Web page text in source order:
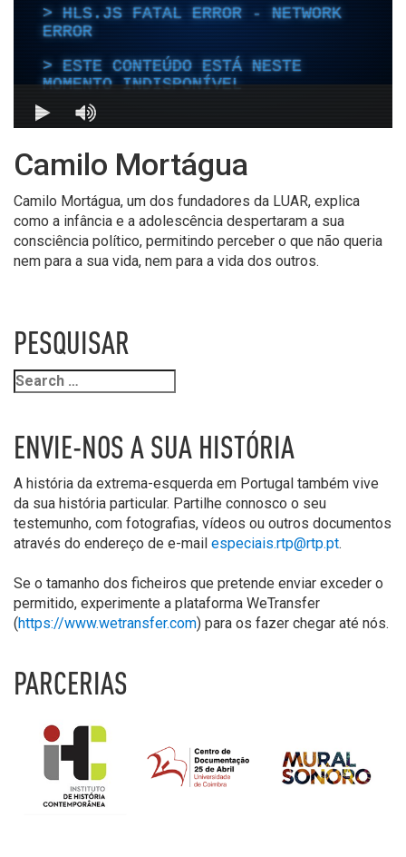
Camilo Mortágua
Camilo Mortágua, um dos fundadores da LUAR, explica
como a infância e a adolescência despertaram a sua
consciência político, permitindo perceber o que não queria
nem para a sua vida, nem para a vida dos outros.
PESQUISAR
ENVIE-NOS A SUA HISTÓRIA
A história da extrema-esquerda em Portugal também vive
da sua história particular. Partilhe connosco o seu
testemunho, com fotografias, vídeos ou outros documentos
através do endereço de e-mail especiais.rtp@rtp.pt.
Se o tamanho dos ficheiros que pretende enviar exceder o
permitido, experimente a plataforma WeTransfer
(https://www.wetransfer.com) para os fazer chegar até nós.
PARCERIAS